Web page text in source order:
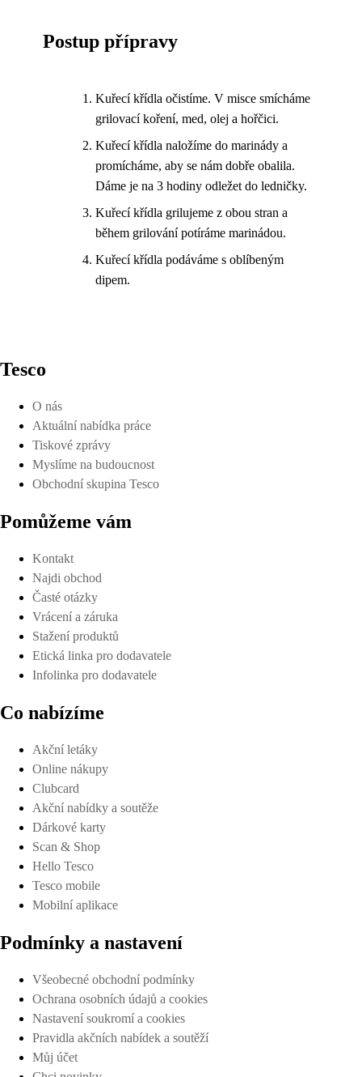
Postup přípravy
Kuřecí křídla očistíme. V misce smícháme
grilovací koření, med, olej a hořčici.
Kuřecí křídla naložíme do marinády a
promícháme, aby se nám dobře obalila.
Dáme je na 3 hodiny odležet do ledničky.
Kuřecí křídla grilujeme z obou stran a
během grilování potíráme marinádou.
Kuřecí křídla podáváme s oblíbeným
dipem.
Tesco
O nás
Aktuální nabídka práce
Tiskové zprávy
Myslíme na budoucnost
Obchodní skupina Tesco
Pomůžeme vám
Kontakt
Najdi obchod
Časté otázky
Vrácení a záruka
Stažení produktů
Etická linka pro dodavatele
Infolinka pro dodavatele
Co nabízíme
Akční letáky
Online nákupy
Clubcard
Akční nabídky a soutěže
Dárkové karty
Scan & Shop
Hello Tesco
Tesco mobile
Mobilní aplikace
Podmínky a nastavení
Všeobecné obchodní podmínky
Ochrana osobních údajů a cookies
Nastavení soukromí a cookies
Pravidla akčních nabídek a soutěží
Můj účet